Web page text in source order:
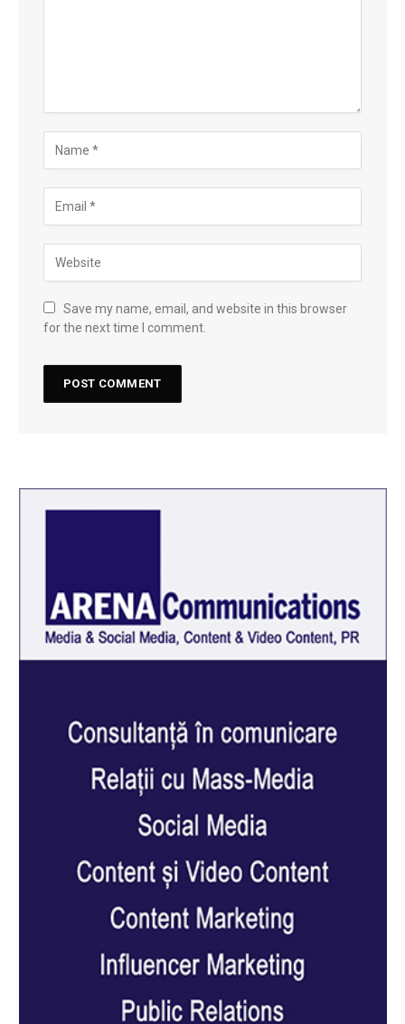
Save my name, email, and website in this browser
for the next time I comment.